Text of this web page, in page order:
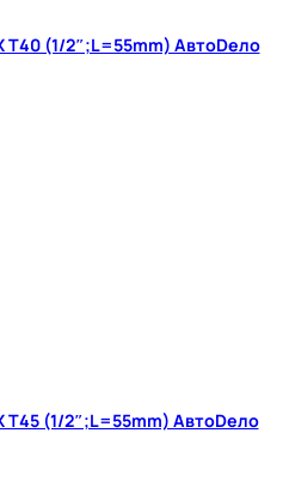
со вставкой TORX T40 (1/2″;L=55mm) АвтоDело
со вставкой TORX T45 (1/2″;L=55mm) АвтоDело